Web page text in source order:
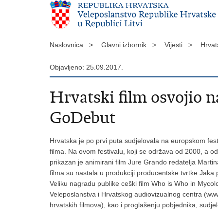
Naslovnica > Glavni izbornik > Vijesti >
Objavljeno: 25.09.2017.
Hrvatski film osvojio
GoDebut
Hrvatska je po prvi puta sudjelovala na europskom
filma. Na ovom festivalu, koji se održava od 2000, a
prikazan je animirani film Jure Grando redatelja
filma su nastala u produkciji producentske tvrtke
Veliku nagradu publike ceški film Who is Who in
Veleposlanstva i Hrvatskog audiovizualnog centra
hrvatskih filmova), kao i proglašenju pobjednika,